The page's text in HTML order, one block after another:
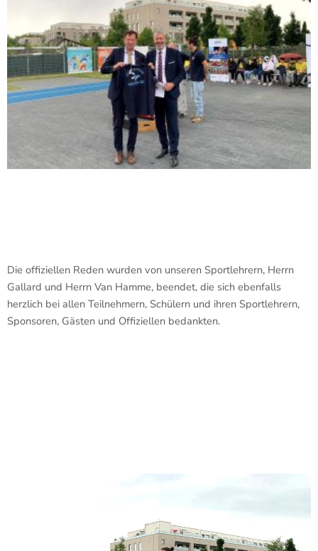
Die offiziellen Reden wurden von unseren Sportlehrern, Herrn
Gallard und Herrn Van Hamme, beendet, die sich ebenfalls
herzlich bei allen Teilnehmern, Schülern und ihren Sportlehrern,
Sponsoren, Gästen und Offiziellen bedankten.